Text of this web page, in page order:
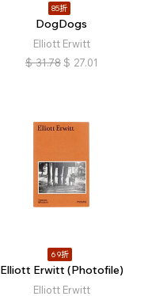
85折
DogDogs
Elliott Erwitt
$ 31.78 $ 27.01
69折
Elliott Erwitt (Photofile)
Elliott Erwitt